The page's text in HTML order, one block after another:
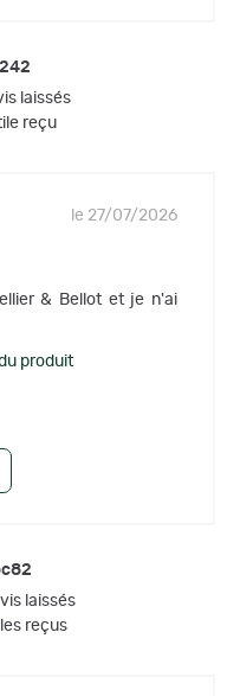
laissés
reçu
le 27/07/2026
& Bellot et je n'ai
produit
laissés
reçus